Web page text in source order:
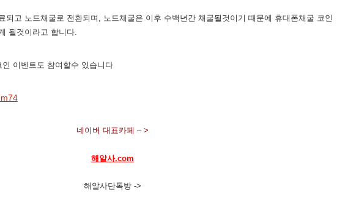
되고 노드채굴로 전환되며, 노드채굴은 이후 수백년간 채굴될것이기 때문에 휴대폰채굴 코인
될것이라고 합니다.
이벤트도 참여할수 있습니다
네이버 대표카페 – >
해알사.com
해알사단톡방 ->